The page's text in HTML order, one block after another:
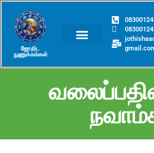
ஜோதிட
நுணுக்கங்கள்​